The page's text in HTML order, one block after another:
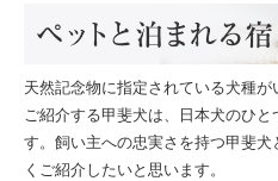
天然記念物に指定されている犬種
ご紹介する甲斐犬は、日本犬のひ
す。飼い主への忠実さを持つ甲斐
くご紹介したいと思います。